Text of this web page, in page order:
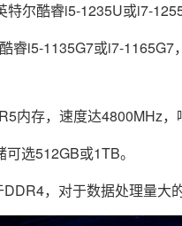
特尔酷睿i5-1235U或i7-
睿i5-1135G7或i7-1165G7
内存，速度达4800MHz，
选512GB或1TB。
，对于数据处理量大的